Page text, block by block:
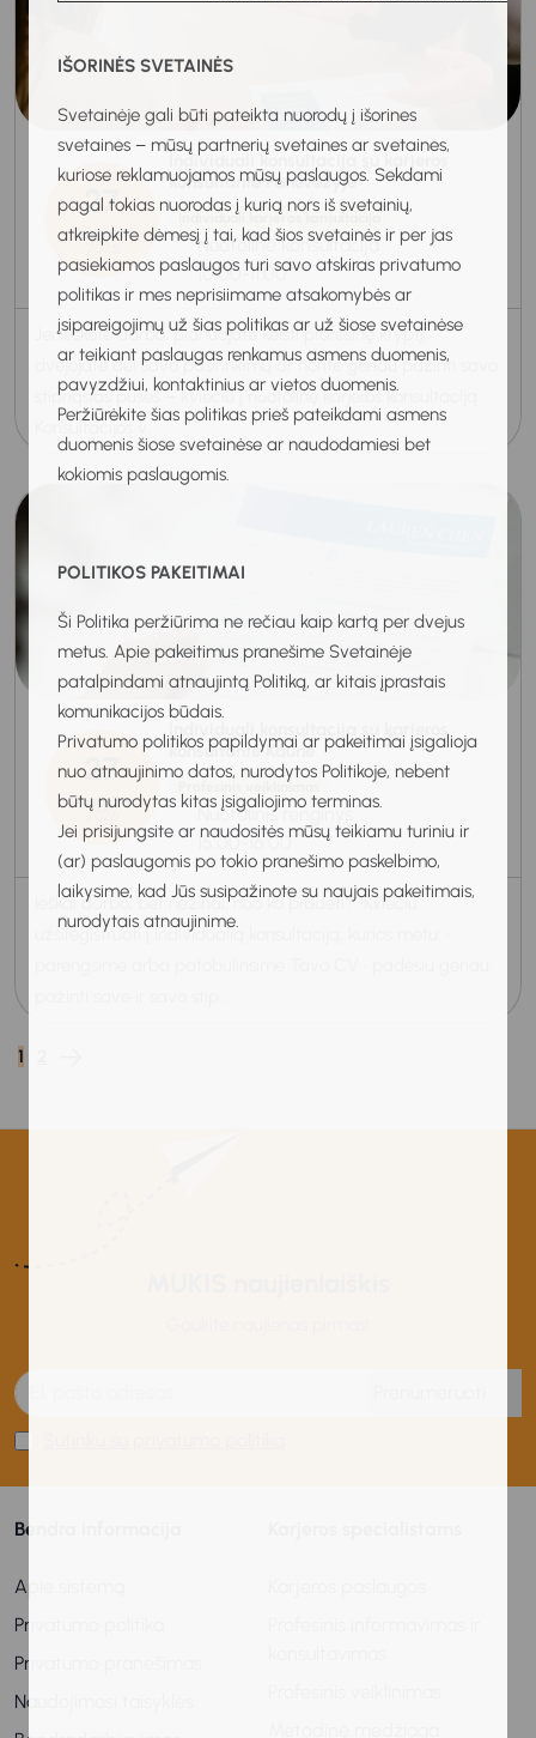
IŠORINĖS SVETAINĖS
Svetainėje gali būti pateikta nuorodų į išorines
svetaines – mūsų partnerių svetaines ar svetaines,
kuriose reklamuojamos mūsų paslaugos. Sekdami
pagal tokias nuorodas į kurią nors iš svetainių,
atkreipkite dėmesį į tai, kad šios svetainės ir per jas
pasiekiamos paslaugos turi savo atskiras privatumo
politikas ir mes neprisiimame atsakomybės ar
įsipareigojimų už šias politikas ar už šiose svetainėse
ar teikiant paslaugas renkamus asmens duomenis,
pavyzdžiui, kontaktinius ar vietos duomenis.
Peržiūrėkite šias politikas prieš pateikdami asmens
duomenis šiose svetainėse ar naudodamiesi bet
kokiomis paslaugomis.
POLITIKOS PAKEITIMAI
Ši Politika peržiūrima ne rečiau kaip kartą per dvejus
metus. Apie pakeitimus pranešime Svetainėje
patalpindami atnaujintą Politiką, ar kitais įprastais
komunikacijos būdais.
Privatumo politikos papildymai ar pakeitimai įsigalioja
nuo atnaujinimo datos, nurodytos Politikoje, nebent
būtų nurodytas kitas įsigaliojimo terminas.
Jei prisijungsite ar naudositės mūsų teikiamu turiniu ir
(ar) paslaugomis po tokio pranešimo paskelbimo,
laikysime, kad Jūs susipažinote su naujais pakeitimais,
nurodytais atnaujinime.
27
Rugpjūtis
2026
Individuali konsultacija su karjeros
konsultante Panevėžyje
Individuali karjeros konsultacija
Nuotolinė konsultacija
10:00-11:00
Jei ieškote darbo, planuojate keisti profesinę kryptį,
dvejojate dėl savo pasirinkimų ar norite geriau pažinti savo
stipriąsias puses – kviečiu į nuotolinę karjeros konsultaciją.
Konsultacijos v...
27
Rugpjūtis
2026
Individuali konsultacija su karjeros
konsultante Kaune
Profesinis veiklinimas
Nuotolinis renginys
15:00-16:00
Ieškai darbo, bet nežinai, nuo ko pradėti? Kviečiu
užsiregistruoti į individualią konsultaciją, kurios metu: •
1
Bendra informacija
Apie sistemą
Privatumo politika
Privatumo pranešimas
Naudojimosi taisyklės